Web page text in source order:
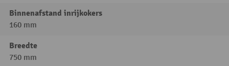
Binnenafstand inrijkokers
160 mm
Breedte
750 mm